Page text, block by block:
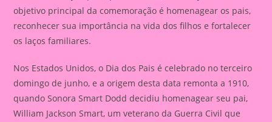
objetivo principal da comemoração é homenagear os pais,
reconhecer sua importância na vida dos filhos e fortalecer
os laços familiares.
Nos Estados Unidos, o Dia dos Pais é celebrado no terceiro
domingo de junho, e a origem desta data remonta a 1910,
quando Sonora Smart Dodd decidiu homenagear seu pai,
William Jackson Smart, um veterano da Guerra Civil que